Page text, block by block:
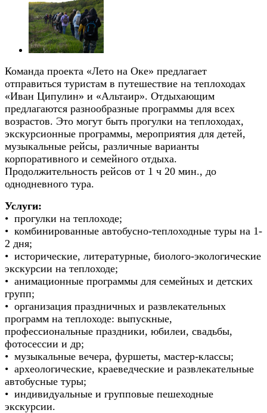
Команда проекта «Лето на Оке» предлагает
отправиться туристам в путешествие на теплоходах
«Иван Ципулин» и «Альтаир». Отдыхающим
предлагаются разнообразные программы для всех
возрастов. Это могут быть прогулки на теплоходах,
экскурсионные программы, мероприятия для детей,
музыкальные рейсы, различные варианты
корпоративного и семейного отдыха.
Продолжительность рейсов от 1 ч 20 мин., до
однодневного тура.
Услуги:
• прогулки на теплоходе;
• комбинированные автобусно-теплоходные туры на 1-
2 дня;
• исторические, литературные, биолого-экологические
экскурсии на теплоходе;
• анимационные программы для семейных и детских
групп;
• организация праздничных и развлекательных
программ на теплоходе: выпускные,
профессиональные праздники, юбилеи, свадьбы,
фотосессии и др;
• музыкальные вечера, фуршеты, мастер-классы;
• археологические, краеведческие и развлекательные
автобусные туры;
• индивидуальные и групповые пешеходные
экскурсии.